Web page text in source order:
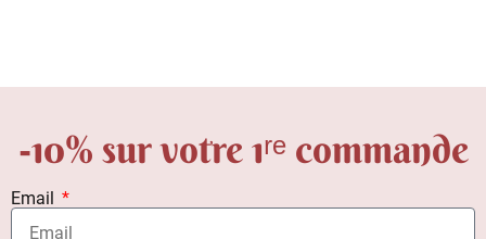
-10% sur votre 1ʳᵉ commande
Email